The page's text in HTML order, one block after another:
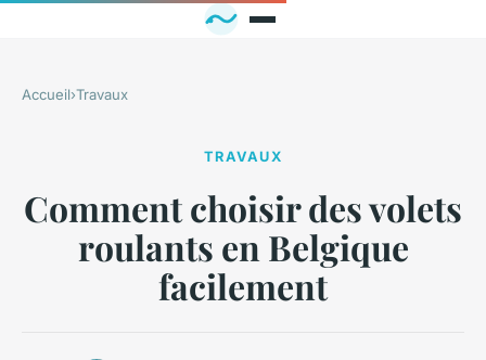
Accueil›Travaux
TRAVAUX
Comment choisir des volets
roulants en Belgique
facilement